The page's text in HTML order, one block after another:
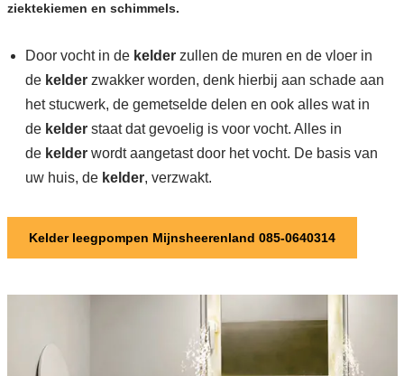
ziektekiemen en schimmels.
Door vocht in de kelderzullen de muren en de vloer in
de kelderzwakker worden, denk hierbij aan schade aan
het stucwerk, de gemetselde delen en ook alles wat in
de kelderstaat dat gevoelig is voor vocht. Alles in
de kelderwordt aangetast door het vocht. De basis van
uw huis, de kelder, verzwakt.
Kelder leegpompen Mijnsheerenland 085-0640314